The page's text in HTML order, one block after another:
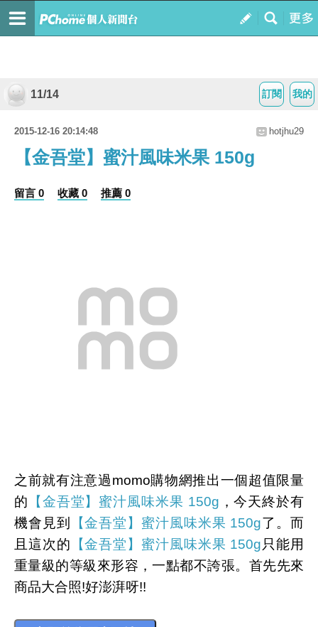
我的
訂閱
11/14
2015-12-16 20:14:48 hotjhu29
【金吾堂】蜜汁風味米果 150g
留言 0 收藏 0 推薦 0
之前就有注意過momo購物網推出一個超值限量
的 【金吾堂】蜜汁風味米果 150g ，今天終於有
機會見到
【金吾堂】蜜汁風味米果 150g了。而
且這次的 【金吾堂】蜜汁風味米果 150g 只能用
重量級的等級來形容，一點都不誇張。首先先來
商品大合照!好澎湃呀!!